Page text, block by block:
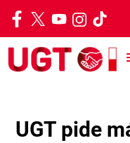
Pasar al contenido
UGT pide